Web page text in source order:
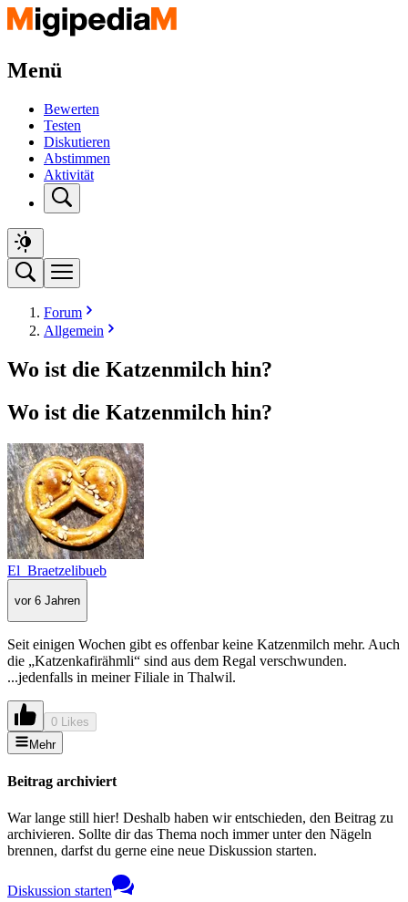
Menü
Bewerten
Testen
Diskutieren
Abstimmen
Aktivität
Forum
Allgemein
Wo ist die Katzenmilch hin?
Wo ist die Katzenmilch hin?
El_Braetzelibueb
vor 6 Jahren
Seit einigen Wochen gibt es offenbar keine Katzenmilch mehr. Auch
die „Katzenkafirähmli“ sind aus dem Regal verschwunden.
...jedenfalls in meiner Filiale in Thalwil.
0 Likes
Mehr
Beitrag archiviert
War lange still hier! Deshalb haben wir entschieden, den Beitrag zu
archivieren. Sollte dir das Thema noch immer unter den Nägeln
brennen, darfst du gerne eine neue Diskussion starten.
Diskussion starten